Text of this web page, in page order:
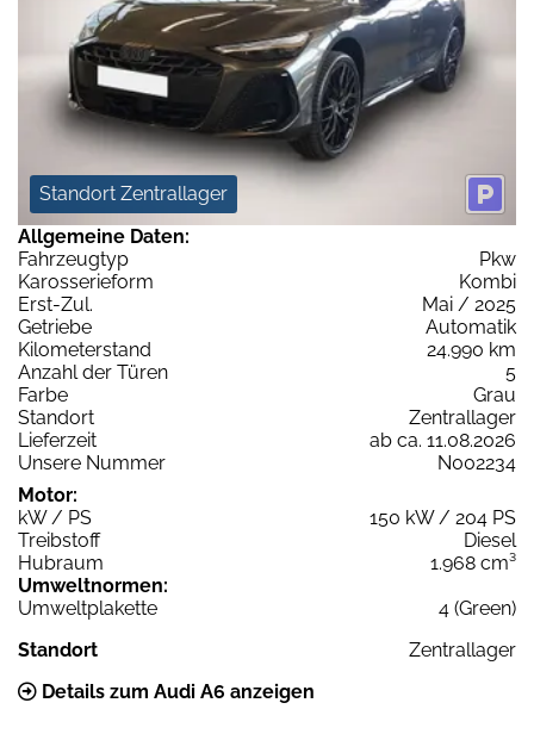
Standort Zentrallager
Allgemeine Daten:
Fahrzeugtyp
Pkw
Karosserieform
Kombi
Erst-Zul.
Mai / 2025
Getriebe
Automatik
Kilometerstand
24.990 km
Anzahl der Türen
5
Farbe
Grau
Standort
Zentrallager
Lieferzeit
ab ca. 11.08.2026
Unsere Nummer
N002234
Motor:
kW / PS
150 kW / 204 PS
Treibstoff
Diesel
Hubraum
1.968 cm³
Umweltnormen:
Umweltplakette
4 (Green)
Standort
Zentrallager
Details zum Audi A6 anzeigen